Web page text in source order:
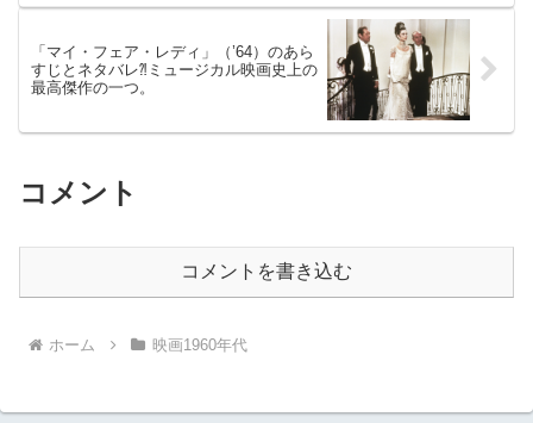
「マイ・フェア・レディ」（’64）のあら
すじとネタバレ⁈ミュージカル映画史上の
最高傑作の一つ。
コメント
コメントを書き込む
ホーム 映画1960年代